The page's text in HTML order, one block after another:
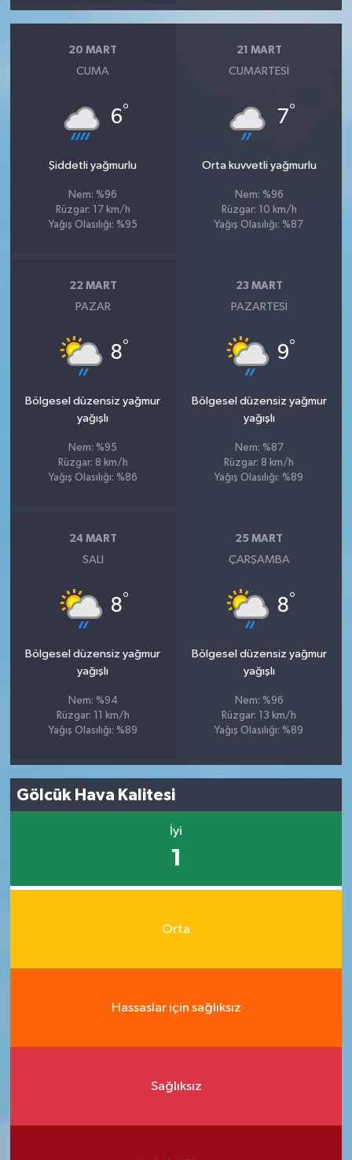
20 MART
CUMA
6°
Şiddetli yağmurlu
Nem: %96
Rüzgar: 17 km/h
Yağış Olasılığı: %95
21 MART
CUMARTESI
7°
Orta kuvvetli yağmurlu
Nem: %96
Rüzgar: 10 km/h
Yağış Olasılığı: %87
22 MART
PAZAR
8°
Bölgesel düzensiz yağmur
yağışlı
Nem: %95
Rüzgar: 8 km/h
Yağış Olasılığı: %86
23 MART
PAZARTESI
9°
Bölgesel düzensiz yağmur
yağışlı
Nem: %87
Rüzgar: 8 km/h
Yağış Olasılığı: %89
24 MART
SALI
8°
Bölgesel düzensiz yağmur
yağışlı
Nem: %94
Rüzgar: 11 km/h
Yağış Olasılığı: %89
25 MART
ÇARŞAMBA
8°
Bölgesel düzensiz yağmur
yağışlı
Nem: %96
Rüzgar: 13 km/h
Yağış Olasılığı: %89
Gölcük Hava Kalitesi
İyi
1
Orta
Hassaslar için sağlıksız
Sağlıksız